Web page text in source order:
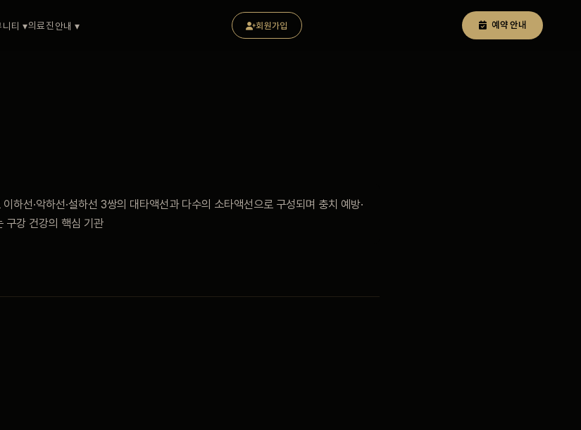
니티 ▾의료진 안내 ▾ 회원가입 예약 안내
하선·악하선·설하선 3쌍의 대타액선과 다수의 소타액선으로 구성되며 충치 예방·
구강 건강의 핵심 기관